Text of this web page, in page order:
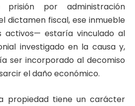
por administración
dictamen fiscal, ese inmueble
activos— estaría vinculado al
investigado en la causa y,
ser incorporado al decomiso
el daño económico.
propiedad tiene un carácter